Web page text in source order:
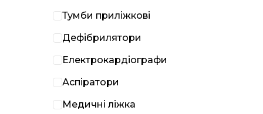
Тумби приліжкові
Дефібрилятори
Електрокардіографи
Аспіратори
Медичні ліжка